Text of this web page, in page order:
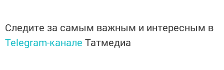
Следите за самым важным и интересным в
Telegram-канале Татмедиа